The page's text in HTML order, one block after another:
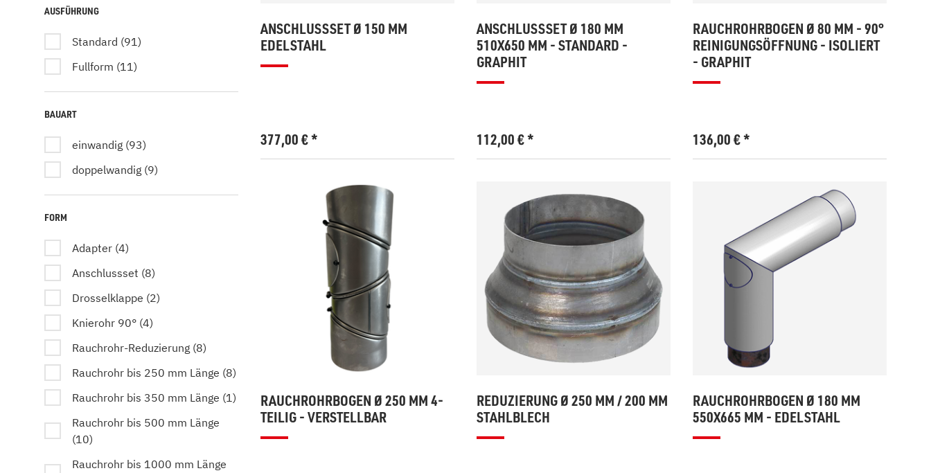
250 (6)
120 (5)
145 (5)
AUSFÜHRUNG
Standard (91)
Fullform (11)
BAUART
einwandig (93)
doppelwandig (9)
FORM
Adapter (4)
Anschlussset (8)
Drosselklappe (2)
Knierohr 90° (4)
Rauchrohr-Reduzierung (8)
Rauchrohr bis 250 mm Länge (8)
Rauchrohr bis 350 mm Länge (1)
Rauchrohr bis 500 mm Länge
(10)
Rauchrohr bis 1000 mm Länge
ANSCHLUSSSET Ø 150 MM
EDELSTAHL
377,00€*
ANSCHLUSSSET Ø 180 MM
510X650 MM - STANDARD -
GRAPHIT
112,00€*
RAUCHROHRBOGEN Ø 80 MM - 90°
REINIGUNGSÖFFNUNG - ISOLIERT
- GRAPHIT
136,00€*
RAUCHROHRBOGEN Ø 250 MM 4-
TEILIG - VERSTELLBAR
REDUZIERUNG Ø 250 MM / 200 MM
STAHLBLECH
RAUCHROHRBOGEN Ø 180 MM
550X665 MM - EDELSTAHL